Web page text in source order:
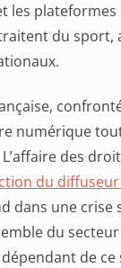
les
du sport,
numérique
des
du diffuseur
dans une crise
du
de ce